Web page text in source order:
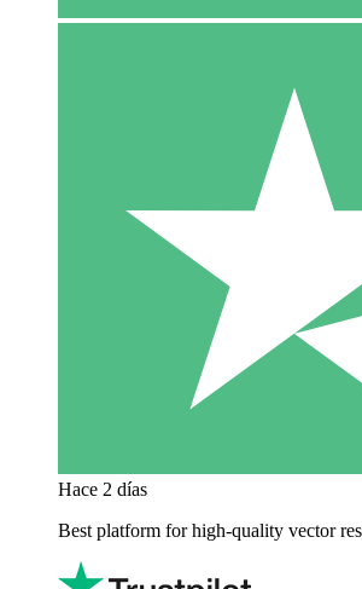
Hace 2 días
Best platform for high-quality vector